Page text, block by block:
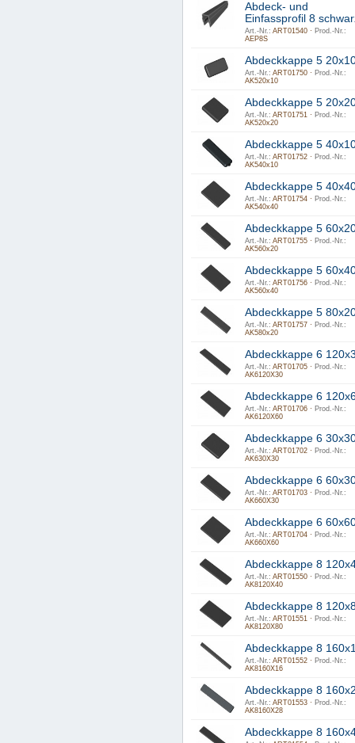
Abdeck- und
Einfassprofil 8
Art.-Nr.: ART01540 · Prod.-Nr.:
AEP8S
Abdeckkappe 5
Art.-Nr.: ART01750 · Prod.-Nr.:
AK520x10
Abdeckkappe 5
Art.-Nr.: ART01751 · Prod.-Nr.:
AK520x20
Abdeckkappe 5
Art.-Nr.: ART01752 · Prod.-Nr.:
AK540x10
Abdeckkappe 5
Art.-Nr.: ART01754 · Prod.-Nr.:
AK540x40
Abdeckkappe 5
Art.-Nr.: ART01755 · Prod.-Nr.:
AK560x20
Abdeckkappe 5
Art.-Nr.: ART01756 · Prod.-Nr.:
AK560x40
Abdeckkappe 5
Art.-Nr.: ART01757 · Prod.-Nr.:
AK580x20
Abdeckkappe 6
Art.-Nr.: ART01705 · Prod.-Nr.:
AK6120X30
Abdeckkappe 6
Art.-Nr.: ART01706 · Prod.-Nr.:
AK6120X60
Abdeckkappe 6
Art.-Nr.: ART01702 · Prod.-Nr.:
AK630X30
Abdeckkappe 6
Art.-Nr.: ART01703 · Prod.-Nr.:
AK660X30
Abdeckkappe 6
Art.-Nr.: ART01704 · Prod.-Nr.:
AK660X60
Abdeckkappe 8
Art.-Nr.: ART01550 · Prod.-Nr.:
AK8120X40
Abdeckkappe 8
Art.-Nr.: ART01551 · Prod.-Nr.:
AK8120X80
Abdeckkappe 8
Art.-Nr.: ART01552 · Prod.-Nr.:
AK8160X16
Abdeckkappe 8
Art.-Nr.: ART01553 · Prod.-Nr.:
AK8160X28
Abdeckkappe 8